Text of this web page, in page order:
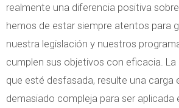
realmente una diferencia positiva
hemos de estar siempre atentos para
nuestra legislación y nuestros
cumplen sus objetivos con eficacia.
que esté desfasada, resulte una carga
demasiado compleja para ser aplicada